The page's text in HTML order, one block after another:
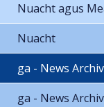
Nuacht agus
Nuacht
ga - News
ga - News